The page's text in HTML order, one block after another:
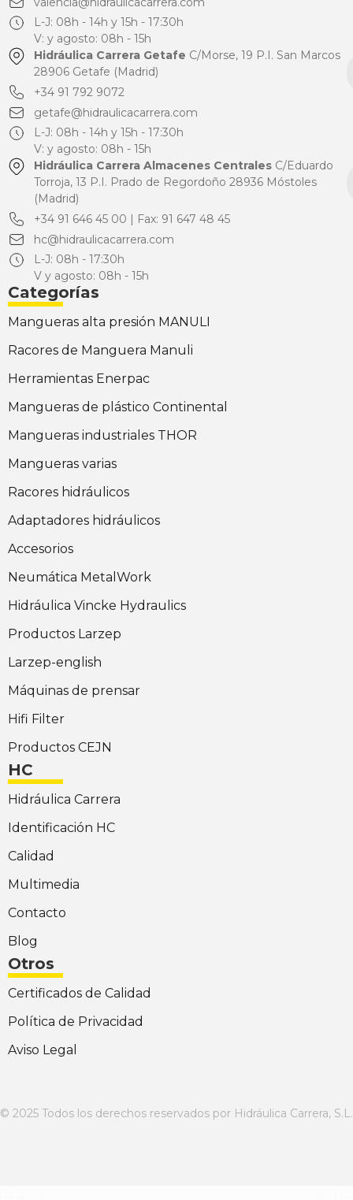
L-J: 08h - 14h y 15h - 17:30h
V: y agosto: 08h - 15h
Hidráulica Carrera Getafe C/Morse, 19 P.I. San Marcos
28906 Getafe (Madrid)
+34 91 792 9072
getafe@hidraulicacarrera.com
L-J: 08h - 14h y 15h - 17:30h
V: y agosto: 08h - 15h
Hidráulica Carrera Almacenes CentralesC/Eduardo
Torroja, 13 P.I. Prado de Regordoño 28936 Móstoles
(Madrid)
+34 91 646 45 00 | Fax: 91 647 48 45
hc@hidraulicacarrera.com
L-J: 08h - 17:30h
V y agosto: 08h - 15h
Categorías
Mangueras alta presión MANULI
Racores de Manguera Manuli
Herramientas Enerpac
Mangueras de plástico Continental
Mangueras industriales THOR
Mangueras varias
Racores hidráulicos
Adaptadores hidráulicos
Accesorios
Neumática MetalWork
Hidráulica Vincke Hydraulics
Productos Larzep
Larzep-english
Máquinas de prensar
Hifi Filter
Productos CEJN
HC
Hidráulica Carrera
Identificación HC
Calidad
Multimedia
Contacto
Blog
Otros
Certificados de Calidad
Política de Privacidad
Aviso Legal
© 2025 Todos los derechos reservados por Hidráulica Carrera, S.L.